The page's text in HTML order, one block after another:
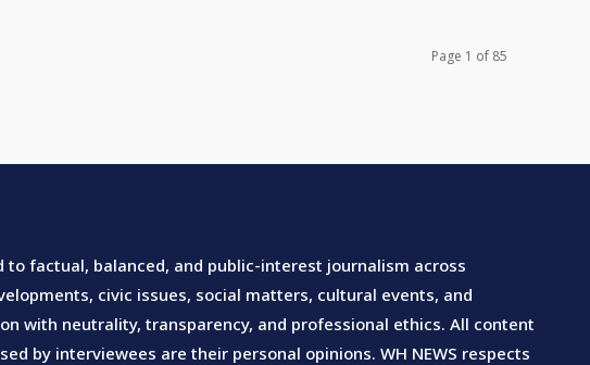
Page 1 of 85
factual, balanced, and public-interest journalism across
civic issues, social matters, cultural events, and
with neutrality, transparency, and professional ethics. All content
by interviewees are their personal opinions. WH NEWS respects